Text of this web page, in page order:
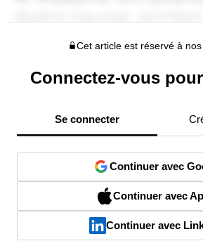
Cet article est réservé à
Connectez-vous
Se connecter
Continuer avec
Continuer avec
Continuer avec